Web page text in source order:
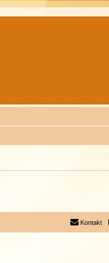
Kontakt